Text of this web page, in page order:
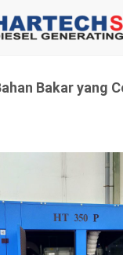
Bakar yang